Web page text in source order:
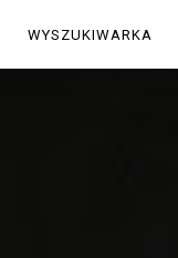
WYSZUKIWARKA